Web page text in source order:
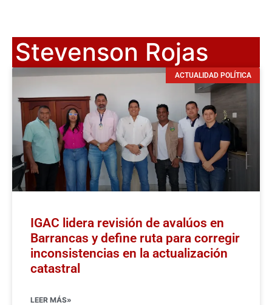
Stevenson Rojas
ACTUALIDAD POLÍTICA
IGAC lidera revisión de avalúos en
Barrancas y define ruta para corregir
inconsistencias en la actualización
catastral
LEER MÁS»